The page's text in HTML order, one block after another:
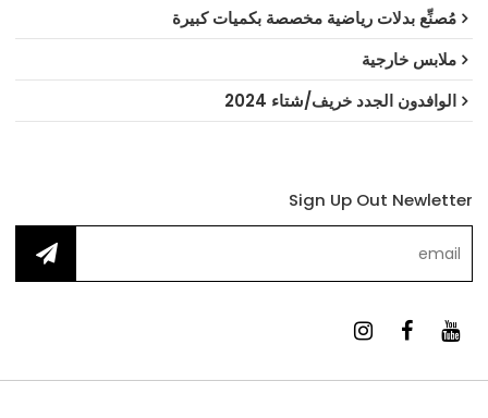
مُصنِّع بدلات رياضية مخصصة بكميات كبيرة
ملابس خارجية
الوافدون الجدد خريف/شتاء 2024
Sign Up Out Newletter